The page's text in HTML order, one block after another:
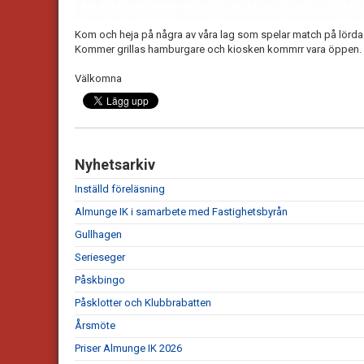
Kom och heja på några av våra lag som spelar match på
Kommer grillas hamburgare och kiosken kommrr vara öppen.
Välkomna
Nyhetsarkiv
Inställd föreläsning
Almunge IK i samarbete med Fastighetsbyrån
Gullhagen
Serieseger
Påskbingo
Påsklotter och Klubbrabatten
Årsmöte
Priser Almunge IK 2026